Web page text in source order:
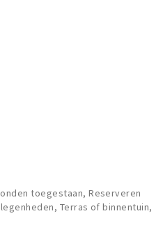
toegestaan, Reserveren
Terras of binnentuin,